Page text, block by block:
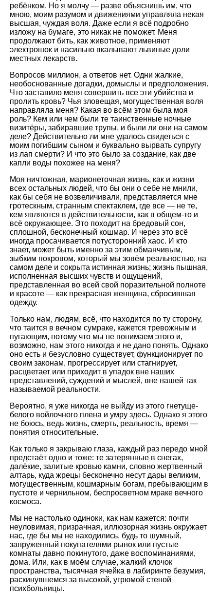
ребёнком. Но я молчу — разве объяснишь им, что
мною, моим разумом и движениями управляла некая
высшая, чуждая воля. Даже если я всё подробно
изложу на бумаге, это никак не поможет. Меня
продолжают бить, как животное, применяют
электрошок и насильно вкалывают львиные доли
местных лекарств.
Вопросов миллион, а ответов нет. Одни жалкие,
необоснованные догадки, домыслы и предположения.
Что заставило меня совершить все эти убийства и
пролить кровь? Чья зловещая, могущественная воля
направляла меня? Какая во всём этом была моя
роль? Кем или чем были те таинственные ночные
визитёры, забиравшие трупы, и были ли они на самом
деле? Действительно ли мне удалось свидеться с
моим погибшим сыном и буквально вырвать супругу
из лап смерти? И что это было за создание, как две
капли воды похожее на меня?
Моя ничтожная, марионеточная жизнь, как и жизни
всех остальных людей, что бы они о себе не мнили,
как бы себя не возвеличивали, представляется мне
гротескным, странным спектаклем, где все — не те,
кем являются в действительности, как в общем-то и
всё окружающее. Это походит на бредовый сон,
сплошной, бесконечный кошмар. И через это всё
иногда просачивается потусторонний хаос. И кто
знает, может быть именно за этим обманчивым,
зыбким покровом, который мы зовём реальностью, на
самом деле и сокрыта истинная жизнь; жизнь пышная,
исполненная высших чувств и ощущений,
представленная во всей свой поразительной полноте
и красоте — как прекрасная женщина, сбросившая
одежду.
Только нам, людям, всё, что находится по ту сторону,
что таится в вечном сумраке, кажется тревожным и
пугающим, потому что мы не понимаем этого и,
возможно, нам этого никогда и не дано понять. Однако
оно есть и безусловно существует, функционирует по
своим законам, прогрессирует или стагнирует,
расцветает или приходит в упадок вне наших
представлений, суждений и мыслей, вне нашей так
называемой реальности.
Вероятно, я уже никогда не выйду из этого гнетуще-
белого войлочного плена и умру здесь. Однако я этого
не боюсь, ведь жизнь, смерть, реальность, время —
понятия относительные.
Как только я закрываю глаза, каждый раз передо мной
предстаёт одно и тоже: те затерянные в снегах,
далёкие, залитые кровью камни, словно жертвенный
алтарь, куда жрецы бесконечно несут дары великим,
могущественным, кошмарным богам, пребывающим в
пустоте и чернильном, беспросветном мраке вечного
космоса.
Мы не настолько одиноки, как нам кажется: почти
неуловимая, призрачная, иллюзорная жизнь окружает
нас, где бы мы не находились, будь то шумный,
запруженный покупателями рынок или пустые
комнаты давно покинутого, даже воспоминаниями,
дома. Или, как в моём случае, жалкий клочок
пространства, тысячная ячейка в лабиринте безумия,
раскинувшемся за высокой, угрюмой стеной
психбольницы.